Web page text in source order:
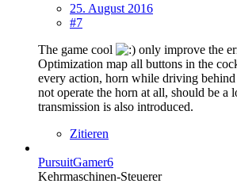
25. August 2016
#7
The game cool
only improve the
Optimization map all buttons in the
every action, horn while driving behind
not operate the horn at all, should be a
transmission is also introduced.
Zitieren
PursuitGamer6
Kehrmaschinen-Steuerer